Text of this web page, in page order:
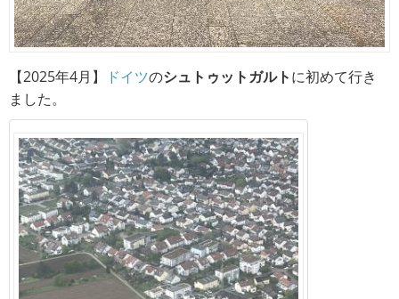
【2025年4月】 ドイツのシュトゥットガルトに初めて行き
ました。